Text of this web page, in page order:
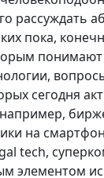
рассуждать
пока,
сегодня
на
tech,
элементом